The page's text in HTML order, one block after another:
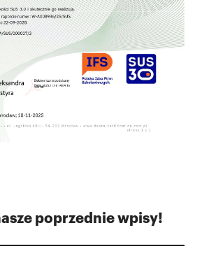
poprzednie wpisy!